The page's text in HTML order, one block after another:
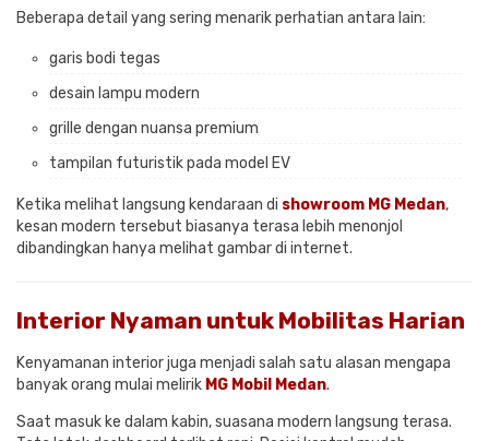
Beberapa detail yang sering menarik perhatian antara lain:
garis bodi tegas
desain lampu modern
grille dengan nuansa premium
tampilan futuristik pada model EV
Ketika melihat langsung kendaraan di showroom MG Medan,
kesan modern tersebut biasanya terasa lebih menonjol
dibandingkan hanya melihat gambar di internet.
Interior Nyaman untuk Mobilitas Harian
Kenyamanan interior juga menjadi salah satu alasan mengapa
banyak orang mulai melirik MG Mobil Medan.
Saat masuk ke dalam kabin, suasana modern langsung terasa.